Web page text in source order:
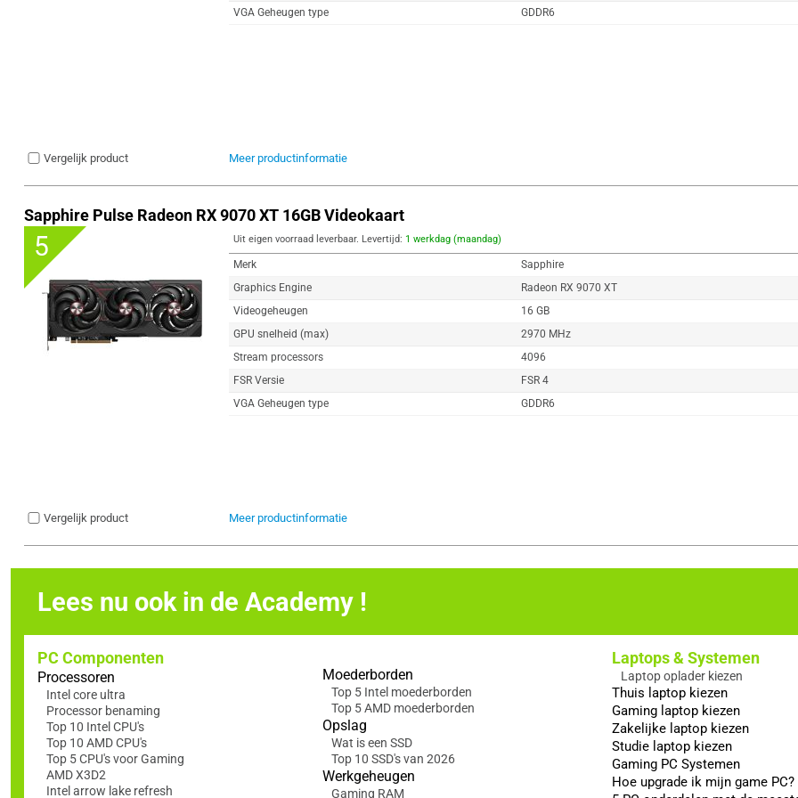
VGA Geheugen type GDDR6
Vergelijk product Meer productinformatie
Sapphire Pulse Radeon RX 9070 XT 16GB Videokaart
5 Uit eigen voorraad leverbaar. Levertijd: 1 werkdag (maandag)
Merk
Sapphire
Graphics Engine
Radeon RX 9070 XT
Videogeheugen
16 GB
GPU snelheid (max)
2970 MHz
Stream processors
4096
FSR Versie
FSR 4
VGA Geheugen type
GDDR6
Vergelijk product Meer productinformatie
Lees nu ook in de Academy !
PC Componenten
Processoren
Intel core ultra
Processor benaming
Top 10 Intel CPU's
Top 10 AMD CPU's
Top 5 CPU's voor Gaming
AMD X3D2
Intel arrow lake refresh
Moederborden
Top 5 Intel moederborden
Top 5 AMD moederborden
Opslag
Wat is een SSD
Top 10 SSD's van 2026
Werkgeheugen
Gaming RAM
Laptops & Systemen
Laptop oplader kiezen
Thuis laptop kiezen
Gaming laptop kiezen
Zakelijke laptop kiezen
Studie laptop kiezen
Gaming PC Systemen
Hoe upgrade ik mijn game PC?